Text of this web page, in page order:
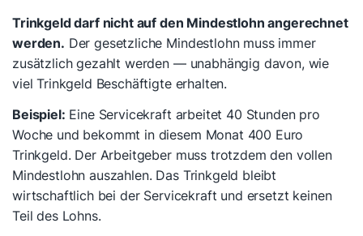
Trinkgeld darf nicht auf den Mindestlohn angerechnet
werden. Der gesetzliche Mindestlohn muss immer
zusätzlich gezahlt werden — unabhängig davon, wie
viel Trinkgeld Beschäftigte erhalten.
Beispiel: Eine Servicekraft arbeitet 40 Stunden pro
Woche und bekommt in diesem Monat 400 Euro
Trinkgeld. Der Arbeitgeber muss trotzdem den vollen
Mindestlohn auszahlen. Das Trinkgeld bleibt
wirtschaftlich bei der Servicekraft und ersetzt keinen
Teil des Lohns.